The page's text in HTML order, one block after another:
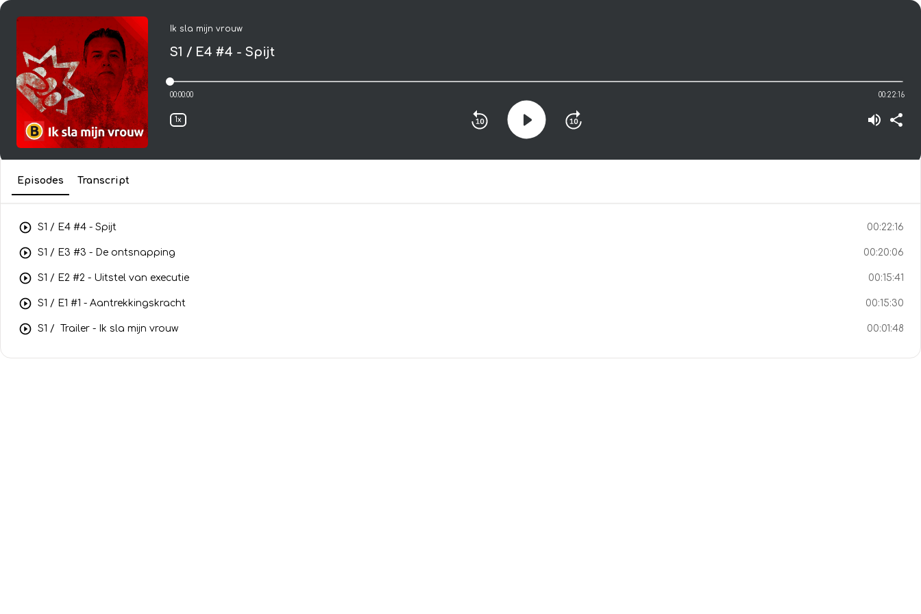
Ik sla mijn vrouw
S1 / E4 #4 - Spijt
00:00:00 00:22:16
1x
Episodes Transcript
S1 / E4 #4 - Spijt 00:22:16
S1 / E3 #3 - De ontsnapping 00:20:06
S1 / E2 #2 - Uitstel van executie 00:15:41
S1 / E1 #1 - Aantrekkingskracht 00:15:30
S1 / Trailer - Ik sla mijn vrouw 00:01:48